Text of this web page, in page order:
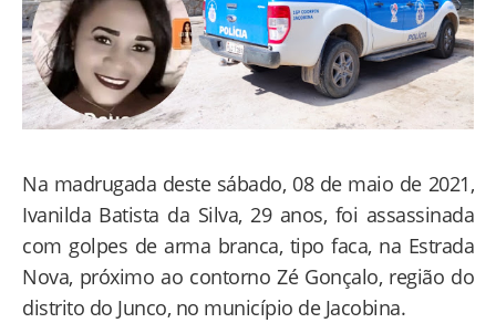
Na madrugada deste sábado, 08 de maio de 2021,
Ivanilda Batista da Silva, 29 anos, foi assassinada
com golpes de arma branca, tipo faca, na Estrada
Nova, próximo ao contorno Zé Gonçalo, região do
distrito do Junco, no município de Jacobina.